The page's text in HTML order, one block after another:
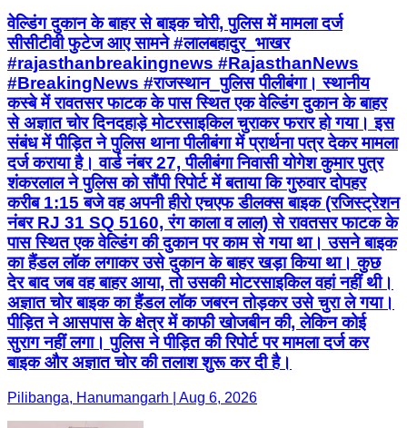
वेल्डिंग दुकान के बाहर से बाइक चोरी, पुलिस में मामला दर्ज
सीसीटीवी फुटेज आए सामने #लालबहादुर_भाखर
#rajasthanbreakingnews #RajasthanNews
#BreakingNews #राजस्थान_पुलिस पीलीबंगा। स्थानीय
कस्बे में रावतसर फाटक के पास स्थित एक वेल्डिंग दुकान के बाहर
से अज्ञात चोर दिनदहाड़े मोटरसाइकिल चुराकर फरार हो गया। इस
संबंध में पीड़ित ने पुलिस थाना पीलीबंगा में प्रार्थना पत्र देकर मामला
दर्ज कराया है। वार्ड नंबर 27, पीलीबंगा निवासी योगेश कुमार पुत्र
शंकरलाल ने पुलिस को सौंपी रिपोर्ट में बताया कि गुरुवार दोपहर
करीब 1:15 बजे वह अपनी हीरो एचएफ डीलक्स बाइक (रजिस्ट्रेशन
नंबर RJ 31 SQ 5160, रंग काला व लाल) से रावतसर फाटक के
पास स्थित एक वेल्डिंग की दुकान पर काम से गया था। उसने बाइक
का हैंडल लॉक लगाकर उसे दुकान के बाहर खड़ा किया था। कुछ
देर बाद जब वह बाहर आया, तो उसकी मोटरसाइकिल वहां नहीं थी।
अज्ञात चोर बाइक का हैंडल लॉक जबरन तोड़कर उसे चुरा ले गया।
पीड़ित ने आसपास के क्षेत्र में काफी खोजबीन की, लेकिन कोई
सुराग नहीं लगा। पुलिस ने पीड़ित की रिपोर्ट पर मामला दर्ज कर
बाइक और अज्ञात चोर की तलाश शुरू कर दी है।
Pilibanga, Hanumangarh | Aug 6, 2026